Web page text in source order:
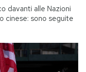
davanti alle Nazioni
cinese: sono seguite